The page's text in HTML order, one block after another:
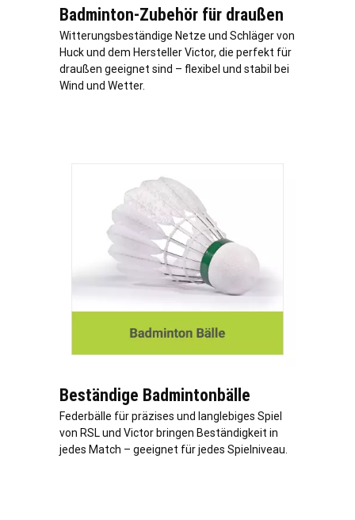
Badminton-Zubehör für draußen
Witterungsbeständige Netze und Schläger von
Huck und dem Hersteller Victor, die perfekt für
draußen geeignet sind – flexibel und stabil bei
Wind und Wetter.
Beständige Badmintonbälle
Federbälle für präzises und langlebiges Spiel
von RSL und Victor bringen Beständigkeit in
jedes Match – geeignet für jedes Spielniveau.